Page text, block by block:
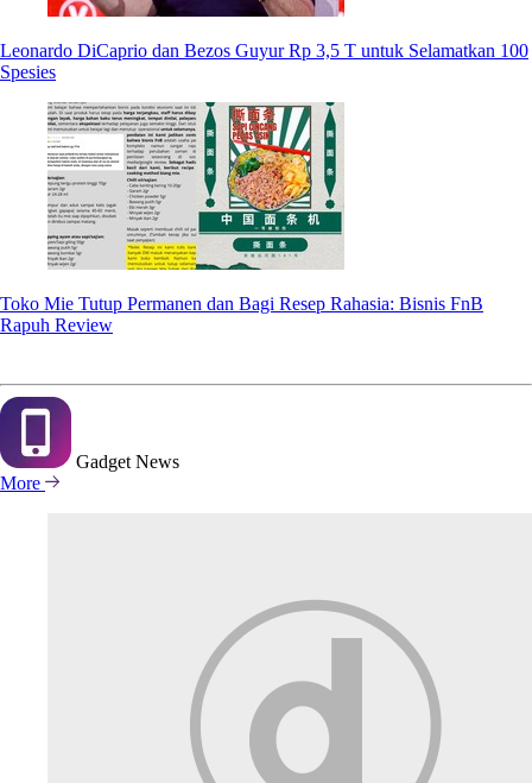
Leonardo DiCaprio dan Bezos Guyur Rp 3,5 T untuk Selamatkan 100
Spesies
Toko Mie Tutup Permanen dan Bagi Resep Rahasia: Bisnis FnB
Rapuh Review
Gadget News
More